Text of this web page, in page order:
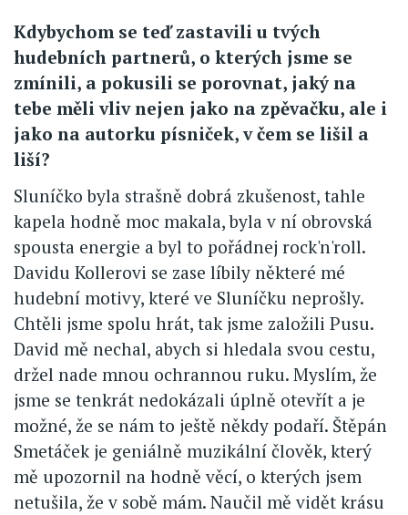
Kdybychom se teď zastavili u tvých
hudebních partnerů, o kterých jsme se
zmínili, a pokusili se porovnat, jaký na
tebe měli vliv nejen jako na zpěvačku, ale i
jako na autorku písniček, v čem se lišil a
liší?
Sluníčko byla strašně dobrá zkušenost, tahle
kapela hodně moc makala, byla v ní obrovská
spousta energie a byl to pořádnej rock'n'roll.
Davidu Kollerovi se zase líbily některé mé
hudební motivy, které ve Sluníčku neprošly.
Chtěli jsme spolu hrát, tak jsme založili Pusu.
David mě nechal, abych si hledala svou cestu,
držel nade mnou ochrannou ruku. Myslím, že
jsme se tenkrát nedokázali úplně otevřít a je
možné, že se nám to ještě někdy podaří. Štěpán
Smetáček je geniálně muzikální člověk, který
mě upozornil na hodně věcí, o kterých jsem
netušila, že v sobě mám. Naučil mě vidět krásu